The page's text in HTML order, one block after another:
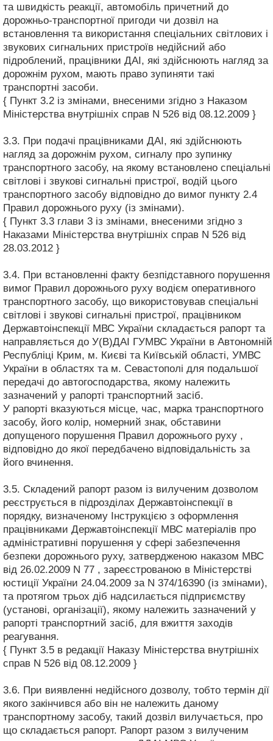
та швидкість реакції, автомобіль причетний до
дорожньо-транспортної пригоди чи дозвіл на
встановлення та використання спеціальних світлових і
звукових сигнальних пристроїв недійсний або
підроблений, працівники ДАІ, які здійснюють нагляд за
дорожнім рухом, мають право зупиняти такі
транспортні засоби.
{ Пункт 3.2 із змінами, внесеними згідно з Наказом
Міністерства внутрішніх справ N 526 від 08.12.2009 }
3.3. При подачі працівниками ДАІ, які здійснюють
нагляд за дорожнім рухом, сигналу про зупинку
транспортного засобу, на якому встановлено спеціальні
світлові і звукові сигнальні пристрої, водій цього
транспортного засобу відповідно до вимог пункту 2.4
Правил дорожнього руху (із змінами).
{ Пункт 3.3 глави 3 із змінами, внесеними згідно з
Наказами Міністерства внутрішніх справ N 526 від
28.03.2012 }
3.4. При встановленні факту безпідставного порушення
вимог Правил дорожнього руху водієм оперативного
транспортного засобу, що використовував спеціальні
світлові і звукові сигнальні пристрої, працівником
Державтоінспекції МВС України складається рапорт та
направляється до У(В)ДАІ ГУМВС України в Автономній
Республіці Крим, м. Києві та Київській області, УМВС
України в областях та м. Севастополі для подальшої
передачі до автогосподарства, якому належить
зазначений у рапорті транспортний засіб.
У рапорті вказуються місце, час, марка транспортного
засобу, його колір, номерний знак, обставини
допущеного порушення Правил дорожнього руху ,
відповідно до якої передбачено відповідальність за
його вчинення.
3.5. Складений рапорт разом із вилученим дозволом
реєструється в підрозділах Державтоінспекції в
порядку, визначеному Інструкцією з оформлення
працівниками Державтоінспекції МВС матеріалів про
адміністративні порушення у сфері забезпечення
безпеки дорожнього руху, затвердженою наказом МВС
від 26.02.2009 N 77 , зареєстрованою в Міністерстві
юстиції України 24.04.2009 за N 374/16390 (із змінами),
та протягом трьох діб надсилається підприємству
(установі, організації), якому належить зазначений у
рапорті транспортний засіб, для вжиття заходів
реагування.
{ Пункт 3.5 в редакції Наказу Міністерства внутрішніх
справ N 526 від 08.12.2009 }
3.6. При виявленні недійсного дозволу, тобто термін дії
якого закінчився або він не належить даному
транспортному засобу, такий дозвіл вилучається, про
що складається рапорт. Рапорт разом з вилученим